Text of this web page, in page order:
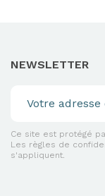
NEWSLETTER
Ce site est protégé
Les règles de
s'appliquent.